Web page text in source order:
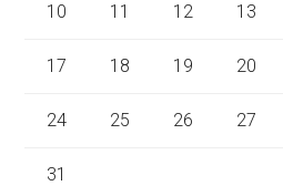
10 11 12 13
17 18 19 20
24 25 26 27
31